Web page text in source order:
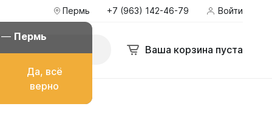
+7 (963) 142-46-79 bakgarant@mail.ru Войти
Пермь
— Пермь
Да, всё
верно
+7 (963) 142-46-79 Войти
Ваша корзина пуста
топлива